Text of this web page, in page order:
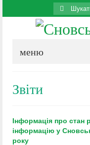
Search
for:
меню
Звіти
Інформація про стан
інформацію у
року